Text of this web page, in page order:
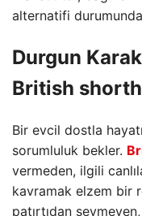
alternatifi
Durgun
British
Bir evcil dostla
sorumluluk bekler.
vermeden, ilgili
kavramak elzem bir
patırtıdan